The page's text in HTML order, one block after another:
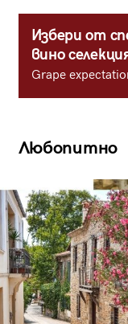
Избери от
вино
Grape
Любопитно